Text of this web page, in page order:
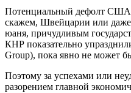
Потенциальный дефолт США
скажем, Швейцарии или даже
юаня, причудливым
КНР показательно
Group), пока явно не может
Поэтому за успехами или
разорением главной